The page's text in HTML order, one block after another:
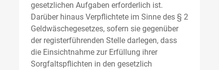
gesetzlichen Aufgaben erforderlich ist.
Darüber hinaus Verpflichtete im Sinne des § 2
Geldwäschegesetzes, sofern sie gegenüber
der registerführenden Stelle darlegen, dass
die Einsichtnahme zur Erfüllung ihrer
Sorgfaltspflichten in den gesetzlich